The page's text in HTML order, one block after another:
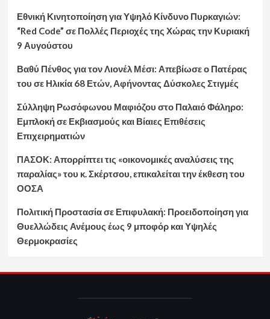
Εθνική Κινητοποίηση για Υψηλό Κίνδυνο Πυρκαγιών:
“Red Code” σε Πολλές Περιοχές της Χώρας την Κυριακή
9 Αυγούστου
Βαθύ Πένθος για τον Λιονέλ Μέσι: Απεβίωσε ο Πατέρας
του σε Ηλικία 68 Ετών, Αφήνοντας Δύσκολες Στιγμές
Σύλληψη Ρωσόφωνου Μαφιόζου στο Παλαιό Φάληρο:
Εμπλοκή σε Εκβιασμούς και Βίαιες Επιθέσεις
Επιχειρηματιών
ΠΑΣΟΚ: Απορρίπτει τις «οικονομικές αναλύσεις της
παραλίας» του κ. Σκέρτσου, επικαλείται την έκθεση του
ΟΟΣΑ
Πολιτική Προστασία σε Επιφυλακή: Προειδοποίηση για
Θυελλώδεις Ανέμους έως 9 μποφόρ και Υψηλές
Θερμοκρασίες